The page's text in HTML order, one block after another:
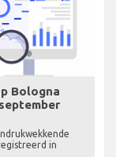
Bologna
in